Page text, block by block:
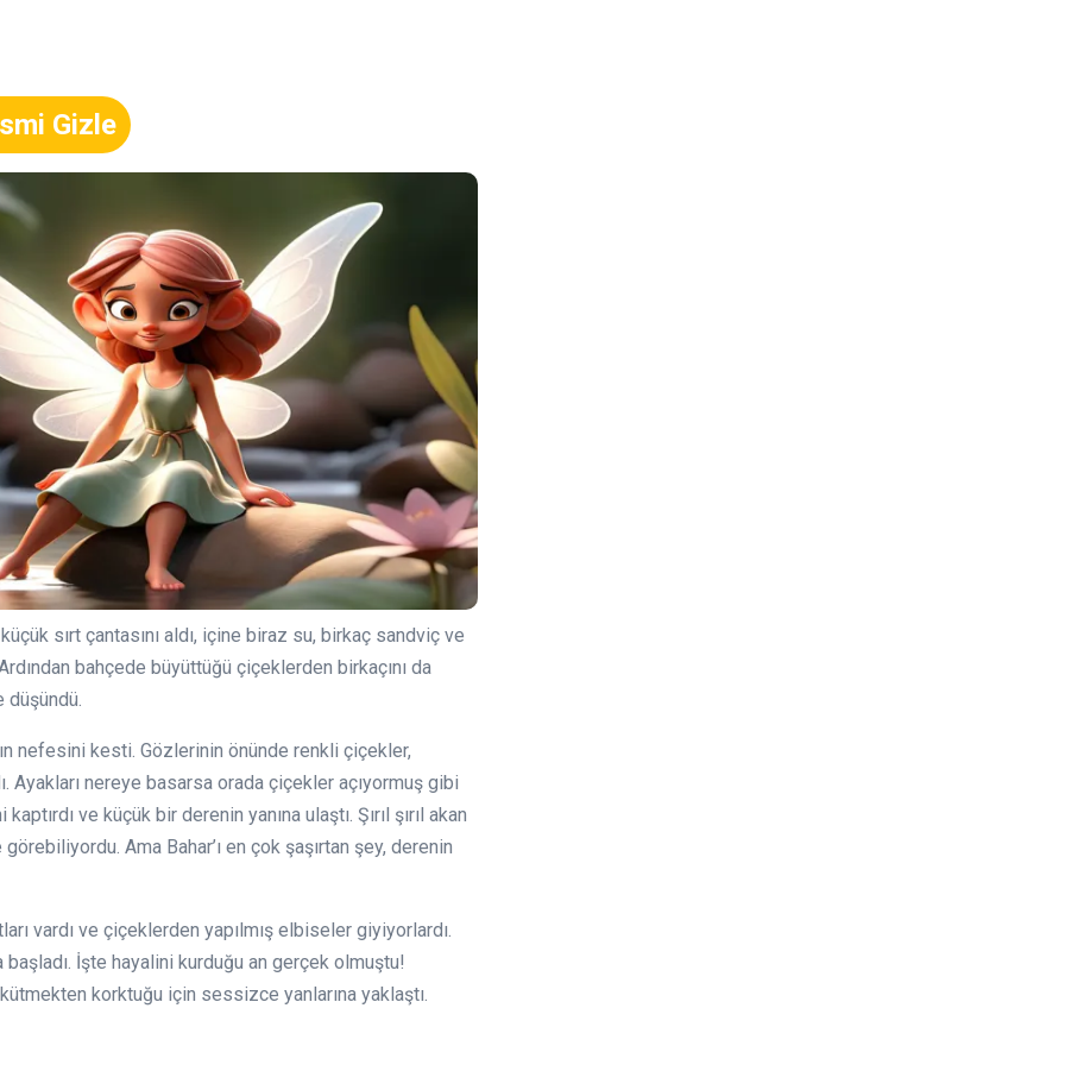
Gizle
sırt çantasını aldı, içine biraz su, birkaç sandviç ve
bahçede büyüttüğü çiçeklerden birkaçını da
düşündü.
nefesini kesti. Gözlerinin önünde renkli çiçekler,
Ayakları nereye basarsa orada çiçekler açıyormuş gibi
ve küçük bir derenin yanına ulaştı. Şırıl şırıl akan
Ama Bahar’ı en çok şaşırtan şey, derenin
vardı ve çiçeklerden yapılmış elbiseler giyiyorlardı.
başladı. İşte hayalini kurduğu an gerçek olmuştu!
korktuğu için sessizce yanlarına yaklaştı.